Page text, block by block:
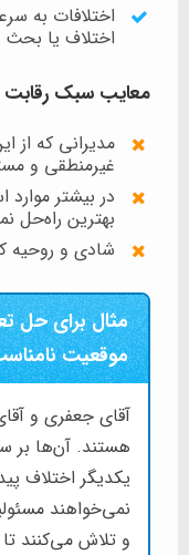
اختلافات به
اختلاف یا بحث
معایب سبک رقابت
مدیرانی که از
غیرمنطقی و
در بیشتر موارد
بهترین راه‌حل‌
شادی و روحیه
مثال برای حل
موقعیت
آقای جعفری و
هستند. آن‌ها بر
یکدیگر اختلاف
نمی‌خواهند
و تلاش می‌کنند